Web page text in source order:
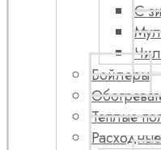
С
Бойлеры
Теплые